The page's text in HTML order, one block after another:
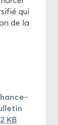
qui
de la
KB